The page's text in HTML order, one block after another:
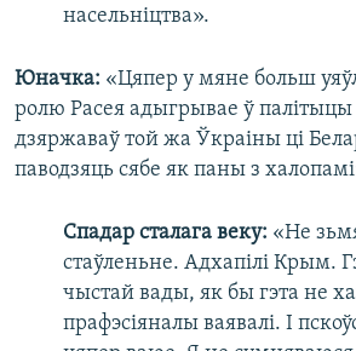
насельніцтва».
Юначка: «Цяпер у мяне больш
ролю Расея адыгрывае ў палітыцы
дзяржаваў той жа Ўкраіны ці
паводзяць сябе як паны з
Спадар сталага веку: «Не
стаўленьне. Адхапілі Крым.
чыстай вады, як бы гэта не
прафэсіяналы ваявалі. І